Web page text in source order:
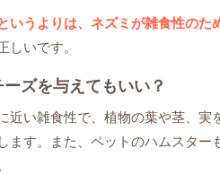
いうよりは、ネズミが雑食性の
しいです。
ズを与えてもいい？
近い雑食性で、植物の葉や茎、実
ます。また、ペットのハムスタ